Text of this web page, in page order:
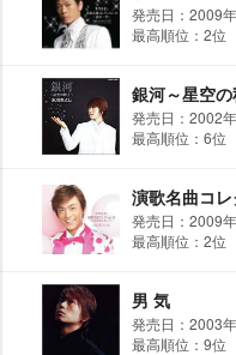
発売日：2009
最高順位：2
銀河～星空の
発売日：2002
最高順位：6
演歌名曲コ
発売日：2009
最高順位：2
男 気
発売日：2003
最高順位：9